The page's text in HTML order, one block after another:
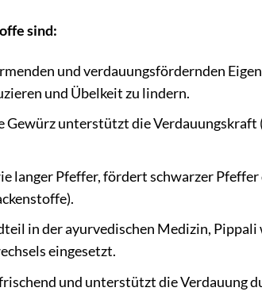
sind:
und verdauungsfördernden
und Übelkeit zu lindern.
Gewürz unterstützt die
langer Pfeffer, fördert schwarzer
in der ayurvedischen Medizin,
eingesetzt.
und unterstützt die Verdauung